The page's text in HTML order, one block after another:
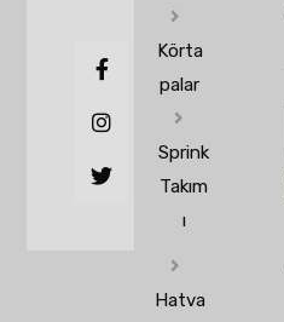
Körta
palar
Sprink
Takım
ı
Hatva